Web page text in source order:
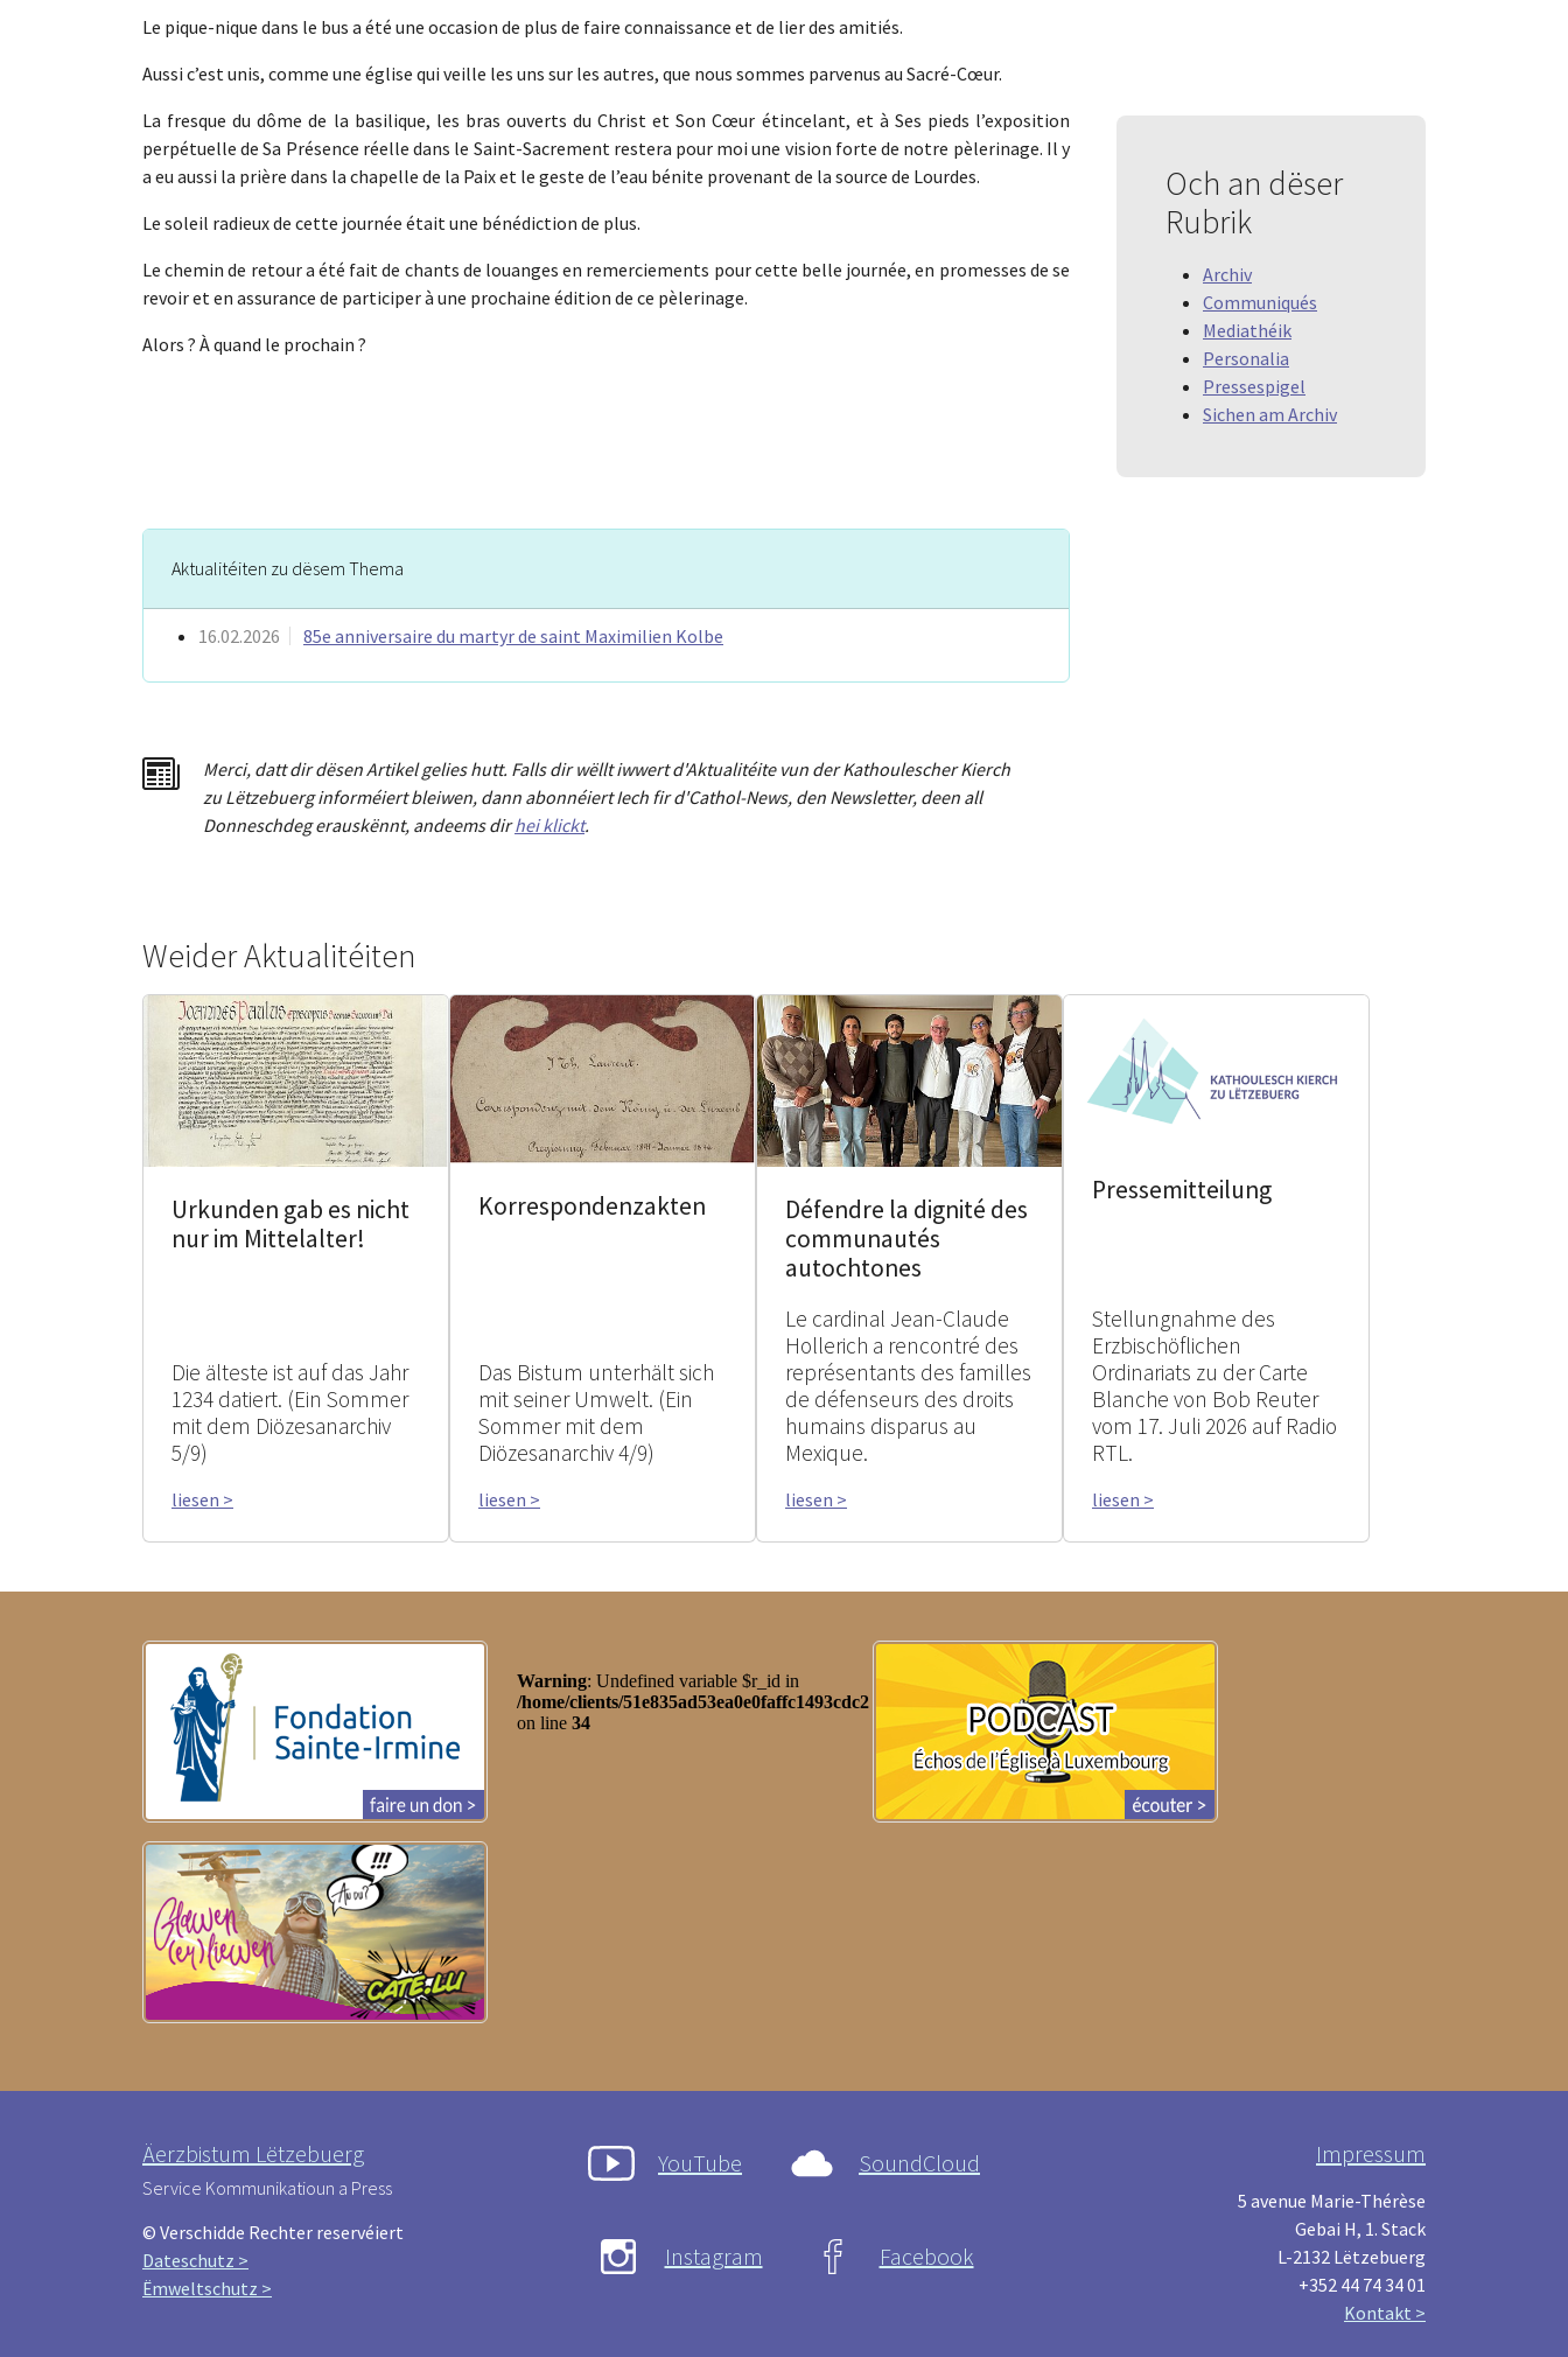
Le pique-nique dans le bus a été une occasion de plus de faire connaissance et de lier des amitiés.
Aussi c’est unis, comme une église qui veille les uns sur les autres, que nous sommes parvenus au Sacré-Cœur.
La fresque du dôme de la basilique, les bras ouverts du Christ et Son Cœur étincelant, et à Ses pieds l’exposition
perpétuelle de Sa Présence réelle dans le Saint-Sacrement restera pour moi une vision forte de notre pèlerinage. Il y
a eu aussi la prière dans la chapelle de la Paix et le geste de l’eau bénite provenant de la source de Lourdes.
Le soleil radieux de cette journée était une bénédiction de plus.
Le chemin de retour a été fait de chants de louanges en remerciements pour cette belle journée, en promesses de se
revoir et en assurance de participer à une prochaine édition de ce pèlerinage.
Alors ? À quand le prochain ?
Aktualitéiten zu dësem Thema
16.02.2026 85e anniversaire du martyr de saint Maximilien Kolbe
Merci, dattdir dësen Artikel gelies hutt. Falls dir wëllt iwwert d'Aktualitéite vun der Kathoulescher Kierch
zu Lëtzebuerg informéiert bleiwen, dann abonnéiert Iech fir d'Cathol-News, den Newsletter, deen all
Donneschdeg erauskënnt, andeems dirhei klickt.
Och an dëser
Rubrik
Archiv
Communiqués
Mediathéik
Personalia
Pressespigel
Sichen am Archiv
Weider Aktualitéiten
Urkunden gab es nicht
nur im Mittelalter!
Die älteste ist auf das Jahr
1234 datiert. (Ein Sommer
mit dem Diözesanarchiv
5/9)
liesen >
Korrespondenzakten
Das Bistum unterhält sich
mit seiner Umwelt. (Ein
Sommer mit dem
Diözesanarchiv 4/9)
liesen >
Défendre la dignité des
communautés
autochtones
Le cardinal Jean-Claude
Hollerich a rencontré des
représentants des familles
de défenseurs des droits
humains disparus au
Mexique.
liesen >
Pressemitteilung
Stellungnahme des
Erzbischöflichen
Ordinariats zu der Carte
Blanche von Bob Reuter
vom 17. Juli 2026 auf Radio
RTL.
liesen >
Äerzbistum Lëtzebuerg
Service Kommunikatioun a Press
© Verschidde Rechter reservéiert
Dateschutz >
Ëmweltschutz >
YouTube SoundCloud
Instagram Facebook
Impressum
5 avenue Marie-Thérèse
Gebai H, 1. Stack
L-2132 Lëtzebuerg
+352 44 74 34 01
Kontakt >